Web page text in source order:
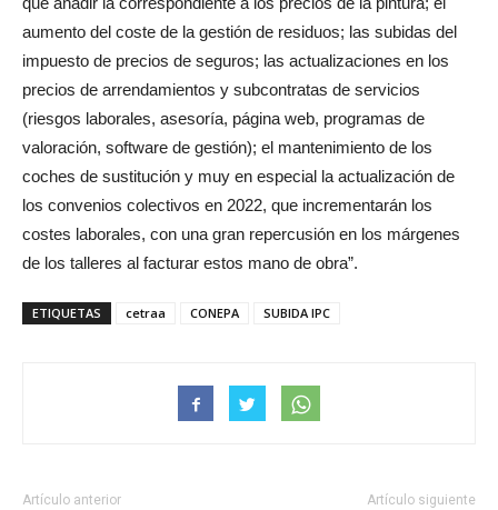
aumento del coste de la gestión de residuos; las subidas del
impuesto de precios de seguros; las actualizaciones en los
precios de arrendamientos y subcontratas de servicios
(riesgos laborales, asesoría, página web, programas de
valoración, software de gestión); el mantenimiento de los
coches de sustitución y muy en especial la actualización de
los convenios colectivos en 2022, que incrementarán los
costes laborales, con una gran repercusión en los márgenes
de los talleres al facturar estos mano de obra”.
ETIQUETAS cetraa CONEPA SUBIDA IPC
Artículo anterior Artículo siguiente